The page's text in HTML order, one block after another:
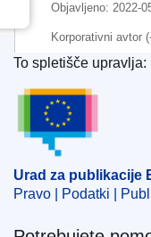
Objavljeno: 2022-
Korporativni avtor
proračunsko leto
CELEX :
ELI :
OJ :
Urad za
To spletišče upravlja:
Urad za publikacije
Pravo | Podatki |